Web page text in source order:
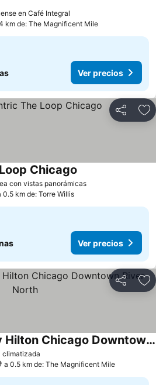
en Café Integral
km de: The Magnificent Mile
Ver precios
Compartir
con vistas panorámicas
Chicago
0.5 km de: Torre Willis
Ver precios
Compartir
climatizada
Embassy Suites by Hilton Chicago Downtown River North
a 0.5 km de: The Magnificent Mile